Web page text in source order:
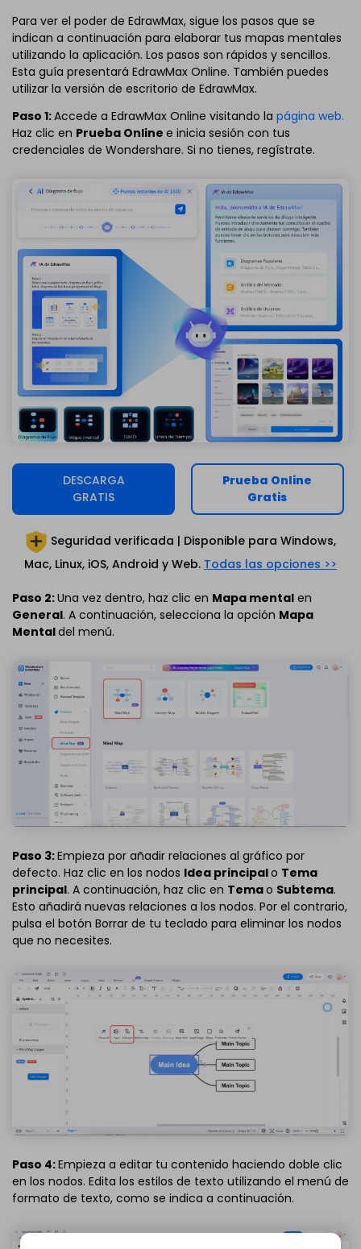
Para ver el poder de EdrawMax, sigue los pasos que se
indican a continuación para elaborar tus mapas mentales
utilizando la aplicación. Los pasos son rápidos y sencillos.
Esta guía presentará EdrawMax Online. También puedes
utilizar la versión de escritorio de EdrawMax.
Paso 1:Accede a EdrawMax Online visitando la página web.
Haz clic en Prueba Online e inicia sesión con tus
credenciales de Wondershare. Si no tienes, regístrate.
DESCARGA
GRATIS
Prueba Online
Gratis
Seguridad verificada | Disponible para Windows,
Mac, Linux, iOS, Android y Web. Todas las opciones >>
Paso 2:Una vez dentro, haz clic en Mapa mental en
General. A continuación, selecciona la opción Mapa
Mentaldel menú.
Paso 3:Empieza por añadir relaciones al gráfico por
defecto. Haz clic en los nodos Idea principalo Tema
principal. A continuación, haz clic en Temao Subtema.
Esto añadirá nuevas relaciones a los nodos. Por el contrario,
pulsa el botón Borrar de tu teclado para eliminar los nodos
que no necesites.
Paso 4:Empieza a editar tu contenido haciendo doble clic
en los nodos. Edita los estilos de texto utilizando el menú de
formato de texto, como se indica a continuación.